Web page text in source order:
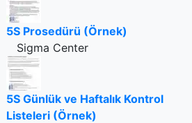
5S Prosedürü (Örnek)
Sigma Center
5S Günlük ve Haftalık Kontrol
Listeleri (Örnek)